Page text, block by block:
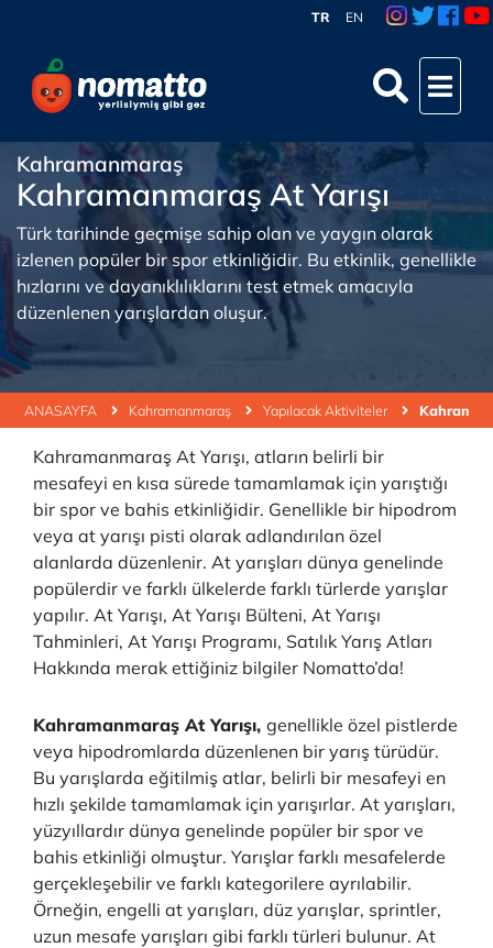
TR EN
ANASAYFA Kahramanmaraş Yapılacak Aktiviteler
Kahramanmaraş
Kahramanmaraş At Yarışı
Türk tarihinde geçmişe sahip olan ve yaygın olarak
izlenen popüler bir spor etkinliğidir. Bu etkinlik, genellikle
hızlarını ve dayanıklılıklarını test etmek amacıyla
düzenlenen yarışlardan oluşur.
Kahramanmaraş At Yarışı, atların belirli bir
mesafeyi en kısa sürede tamamlamak için yarıştığı
bir spor ve bahis etkinliğidir. Genellikle bir hipodrom
veya at yarışı pisti olarak adlandırılan özel
alanlarda düzenlenir. At yarışları dünya genelinde
popülerdir ve farklı ülkelerde farklı türlerde yarışlar
yapılır. At Yarışı, At Yarışı Bülteni, At Yarışı
Tahminleri, At Yarışı Programı, Satılık Yarış Atları
Hakkında merak ettiğiniz bilgiler Nomatto’da!
Kahramanmaraş At Yarışı, genellikle özel pistlerde
veya hipodromlarda düzenlenen bir yarış türüdür.
Bu yarışlarda eğitilmiş atlar, belirli bir mesafeyi en
hızlı şekilde tamamlamak için yarışırlar. At yarışları,
yüzyıllardır dünya genelinde popüler bir spor ve
bahis etkinliği olmuştur. Yarışlar farklı mesafelerde
gerçekleşebilir ve farklı kategorilere ayrılabilir.
Örneğin, engelli at yarışları, düz yarışlar, sprintler,
uzun mesafe yarışları gibi farklı türleri bulunur. At